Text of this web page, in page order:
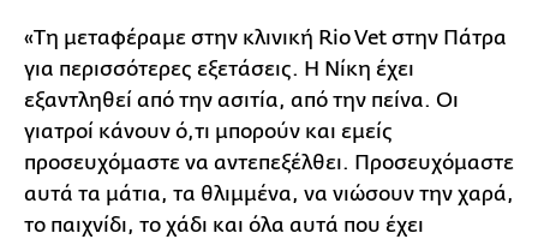
«Τη μεταφέραμε στην κλινική Rio Vet στην Πάτρα
για περισσότερες εξετάσεις. Η Νίκη έχει
εξαντληθεί από την ασιτία, από την πείνα. Οι
γιατροί κάνουν ό,τι μπορούν και εμείς
προσευχόμαστε να αντεπεξέλθει. Προσευχόμαστε
αυτά τα μάτια, τα θλιμμένα, να νιώσουν την χαρά,
το παιχνίδι, το χάδι και όλα αυτά που έχει